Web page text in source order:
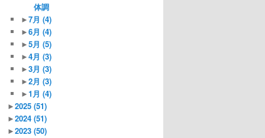
体調
►7月 (4)
►6月 (4)
►5月 (5)
►4月 (3)
►3月 (3)
►2月 (3)
►1月 (4)
►2025 (51)
►2024 (51)
►2023 (50)